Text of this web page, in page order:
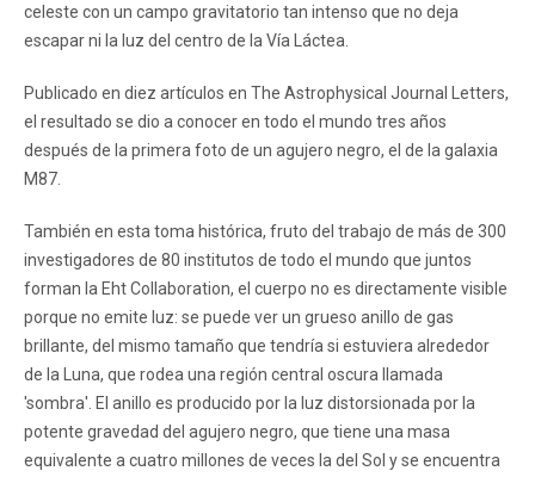
celeste con un campo gravitatorio tan intenso que no deja
escapar ni la luz del centro de la Vía Láctea.
Publicado en diez artículos en The Astrophysical Journal Letters,
el resultado se dio a conocer en todo el mundo tres años
después de la primera foto de un agujero negro, el de la galaxia
M87.
También en esta toma histórica, fruto del trabajo de más de 300
investigadores de 80 institutos de todo el mundo que juntos
forman la Eht Collaboration, el cuerpo no es directamente visible
porque no emite luz: se puede ver un grueso anillo de gas
brillante, del mismo tamaño que tendría si estuviera alrededor
de la Luna, que rodea una región central oscura llamada
'sombra'. El anillo es producido por la luz distorsionada por la
potente gravedad del agujero negro, que tiene una masa
equivalente a cuatro millones de veces la del Sol y se encuentra